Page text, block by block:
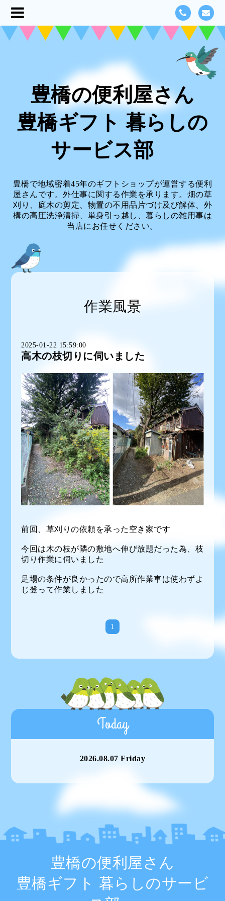
豊橋の便利屋さん
豊橋ギフト 暮らしの
サービス部
豊橋で地域密着45年のギフトショップが運営する便利
屋さんです。外仕事に関する作業を承ります。畑の草
刈り、庭木の剪定、物置の不用品片づけ及び解体、外
構の高圧洗浄清掃、単身引っ越し、暮らしの雑用事は
当店にお任せください。
作業風景
2025-01-22 15:59:00
高木の枝切りに伺いました
前回、草刈りの依頼を承った空き家です
今回は木の枝が隣の敷地へ伸び放題だった為、枝
切り作業に伺いました
足場の条件が良かったので高所作業車は使わずよ
じ登って作業しました
1
Today
2026.08.07 Friday
豊橋の便利屋さん
豊橋ギフト 暮らしのサービ